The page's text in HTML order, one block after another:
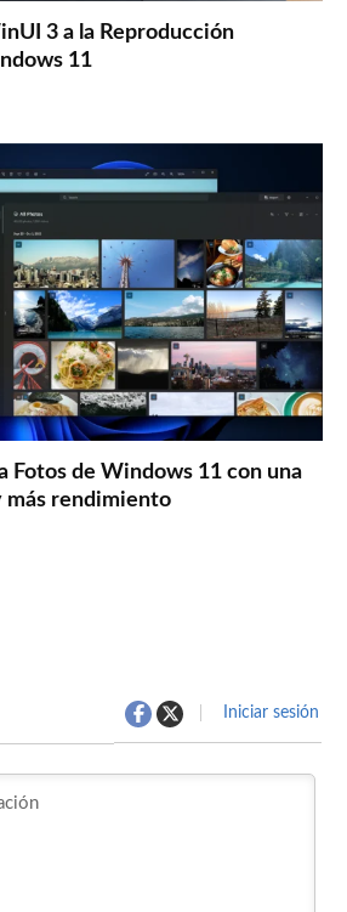
3 a la Reproducción
11
Fotos de Windows 11 con una
más rendimiento
Iniciar sesión